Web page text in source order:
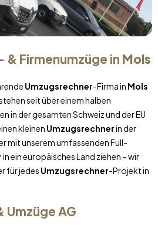
Firmenumzüge in Mols
Umzugsrechner-Firma in Mols
seit über einem halben
in der gesamten Schweiz und der EU
kleinen Umzugsrechnerin der
mit unserem umfassenden Full-
in ein europäisches Land ziehen – wir
für jedes Umzugsrechner-Projekt in
Umzüge AG